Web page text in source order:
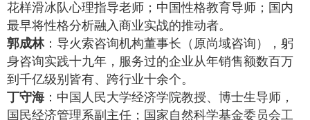
花样滑冰队心理指导老师；中国性格教育导师；国内
最早将性格分析融入商业实战的推动者。
郭成林：导火索咨询机构董事长（原尚域咨询），躬
身咨询实践十九年，服务过的企业从年销售额数百万
到千亿级别皆有、跨行业十余个。
丁守海 ：中国人民大学经济学院教授、博士生导师，
国民经济管理系副主任；国家自然科学基金委员会工